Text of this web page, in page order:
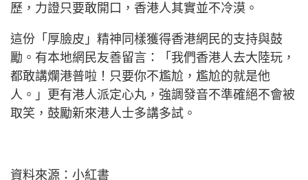
歷，力證只要敢開口，香港人其實並不冷漠。
這份「厚臉皮」精神同樣獲得香港網民的支持與鼓
勵。有本地網民友善留言：「我們香港人去大陸玩，
都敢講爛港普啦！只要你不尷尬，尷尬的就是他
人。」更有港人派定心丸，強調發音不準確絕不會被
取笑，鼓勵新來港人士多講多試。
資料來源：小紅書